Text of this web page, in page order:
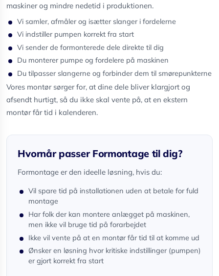
maskiner og mindre nedetid i produktionen.
Vi samler, afmåler og isætter slanger i fordelerne
Vi indstiller pumpen korrekt fra start
Vi sender de formonterede dele direkte til dig
Du monterer pumpe og fordelere på maskinen
Du tilpasser slangerne og forbinder dem til smørepunkterne
Vores montør sørger for, at dine dele bliver klargjort og
afsendt hurtigt, så du ikke skal vente på, at en ekstern
montør får tid i kalenderen.
Hvornår passer Formontage til dig?
Formontage er den ideelle løsning, hvis du:
Vil spare tid på installationen uden at betale for fuld
montage
Har folk der kan montere anlægget på maskinen,
men ikke vil bruge tid på forarbejdet
Ikke vil vente på at en montør får tid til at komme ud
Ønsker en løsning hvor kritiske indstillinger (pumpen)
er gjort korrekt fra start